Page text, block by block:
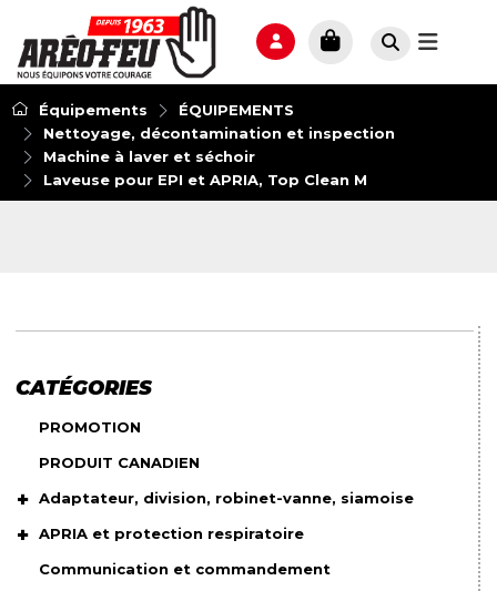
Équipements
ÉQUIPEMENTS
Nettoyage, décontamination et inspection
Machine à laver et séchoir
Laveuse pour EPI et APRIA, Top Clean M
CATÉGORIES
PROMOTION
PRODUIT CANADIEN
Adaptateur, division, robinet-vanne, siamoise
APRIA et protection respiratoire
Communication et commandement